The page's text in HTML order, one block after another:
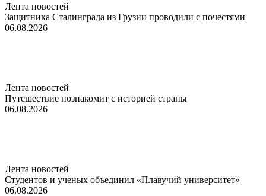
Лента новостей
Защитника Сталинграда из Грузии проводили с почестями
06.08.2026
Лента новостей
Путешествие познакомит с историей страны
06.08.2026
Лента новостей
Студентов и ученых объединил «Плавучий университет»
06.08.2026